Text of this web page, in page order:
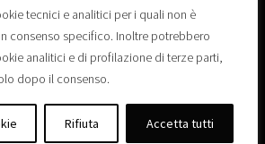
tecnici e analitici per i quali non è
consenso specifico. Inoltre potrebbero
analitici e di profilazione di terze parti,
dopo il consenso.
Rifiuta Accetta tutti
“Corti a Ponte” APS
42 - 35020 Ponte San Nicolò (PD)
C.F. 92223660280
Privacy policy
di Promozione Sociale – Regione Veneto –
Iscrizione n. PS/PD0364